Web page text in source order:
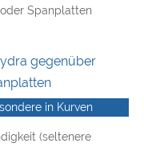
Spanplatten
gegenüber
in Kurven
(seltenere